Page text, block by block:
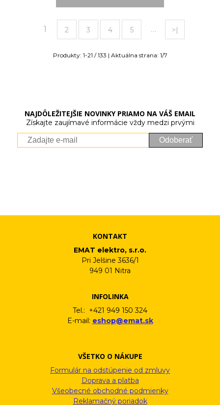
1 2 3 4 5 … >|
Produkty: 1-21 /133 | Aktuálna strana: 1/7
NAJDÔLEŽITEJŠIE NOVINKY PRIAMO NA VÁŠ EMAIL
Získajte zaujímavé informácie vždy medzi prvými
Odoberať
KONTAKT
EMAT elektro, s.r.o.
Pri Jelšine 3636/1
949 01 Nitra
INFOLINKA
Tel.: +421 949 150 324
E-mail: eshop@emat.sk
VŠETKO O NÁKUPE
Formulár na odstúpenie od zmluvy
Doprava a platba
Všeobecné obchodné podmienky
Reklamačný poriadok